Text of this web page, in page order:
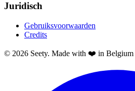
Juridisch
Gebruiksvoorwaarden
Credits
© 2026 Seety. Made with ❤️ in Belgium